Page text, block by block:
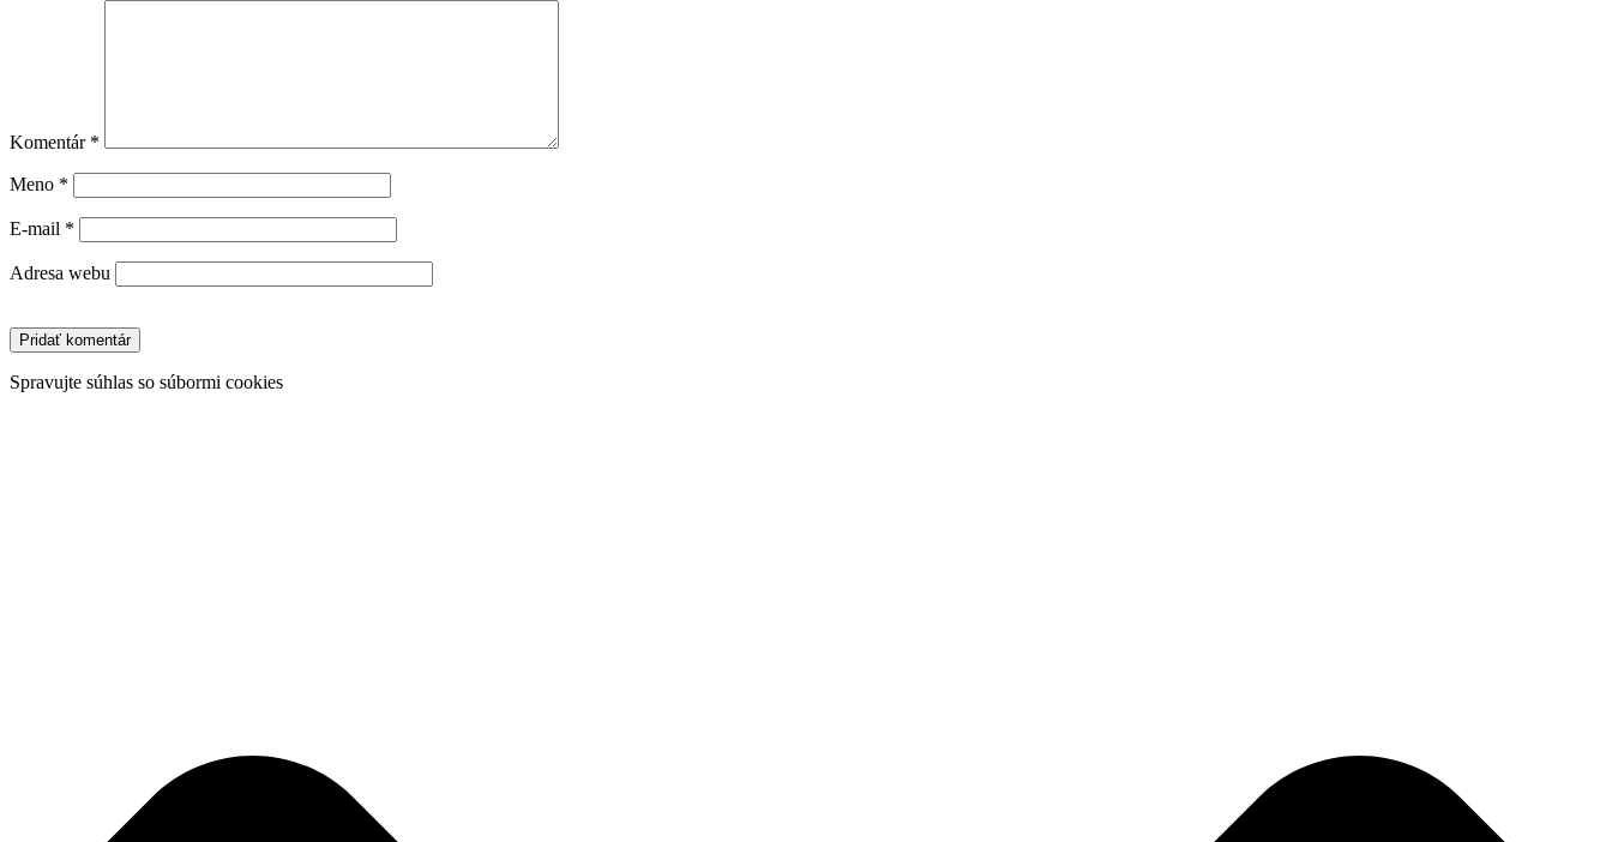
Komentár *
Meno *
E-mail *
Adresa webu
Spravujte súhlas so súbormi cookies